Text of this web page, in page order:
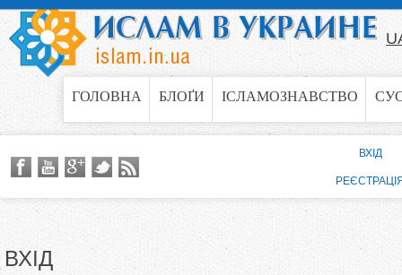
Jump to navigation
ГОЛОВНА БЛОҐИ ІСЛАМОЗНАВСТВО
ВХІД
ВХІД